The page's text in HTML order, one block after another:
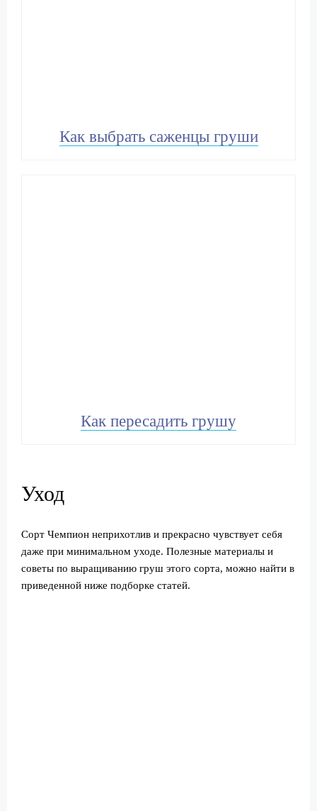
Как выбрать саженцы груши
Как пересадить грушу
Уход
Сорт Чемпион неприхотлив и прекрасно чувствует себя
даже при минимальном уходе. Полезные материалы и
советы по выращиванию груш этого сорта, можно найти в
приведенной ниже подборке статей.